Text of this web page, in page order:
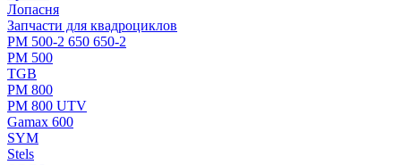
Лопасня
Запчасти для квадроциклов
РМ 500-2 650 650-2
РМ 500
TGB
РМ 800
РМ 800 UTV
Gamax 600
SYM
Stels